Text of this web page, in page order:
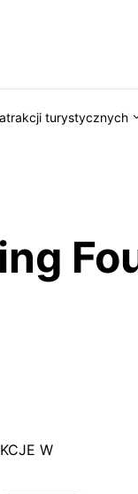
turystycznych
W